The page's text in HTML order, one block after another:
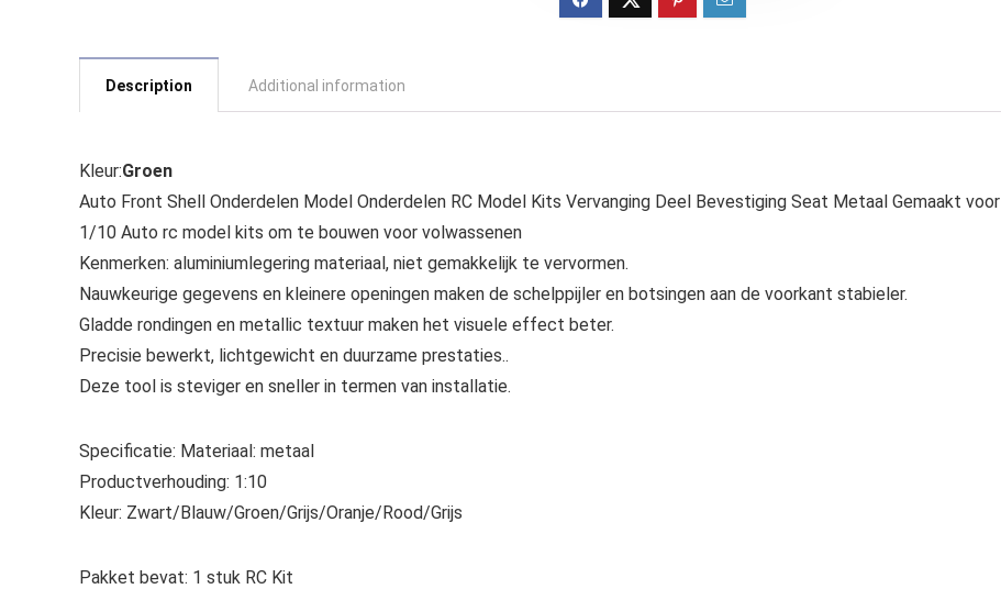
Description Additional information
Kleur:Groen
Auto Front Shell Onderdelen Model Onderdelen RC Model Kits Vervanging Deel Bevestiging Seat Metaal Gemaakt voor
1/10 Auto rc model kits om te bouwen voor volwassenen
Kenmerken: aluminiumlegering materiaal, niet gemakkelijk te vervormen.
Nauwkeurige gegevens en kleinere openingen maken de schelppijler en botsingen aan de voorkant stabieler.
Gladde rondingen en metallic textuur maken het visuele effect beter.
Precisie bewerkt, lichtgewicht en duurzame prestaties..
Deze tool is steviger en sneller in termen van installatie.
Specificatie: Materiaal: metaal
Productverhouding: 1:10
Kleur: Zwart/Blauw/Groen/Grijs/Oranje/Rood/Grijs
Pakket bevat: 1 stuk RC Kit